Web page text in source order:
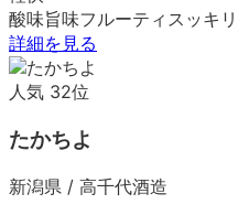
酸味旨味フルーティ スッキリ
詳細を見る
人気 32位
たかちよ
新潟県 / 高千代酒造